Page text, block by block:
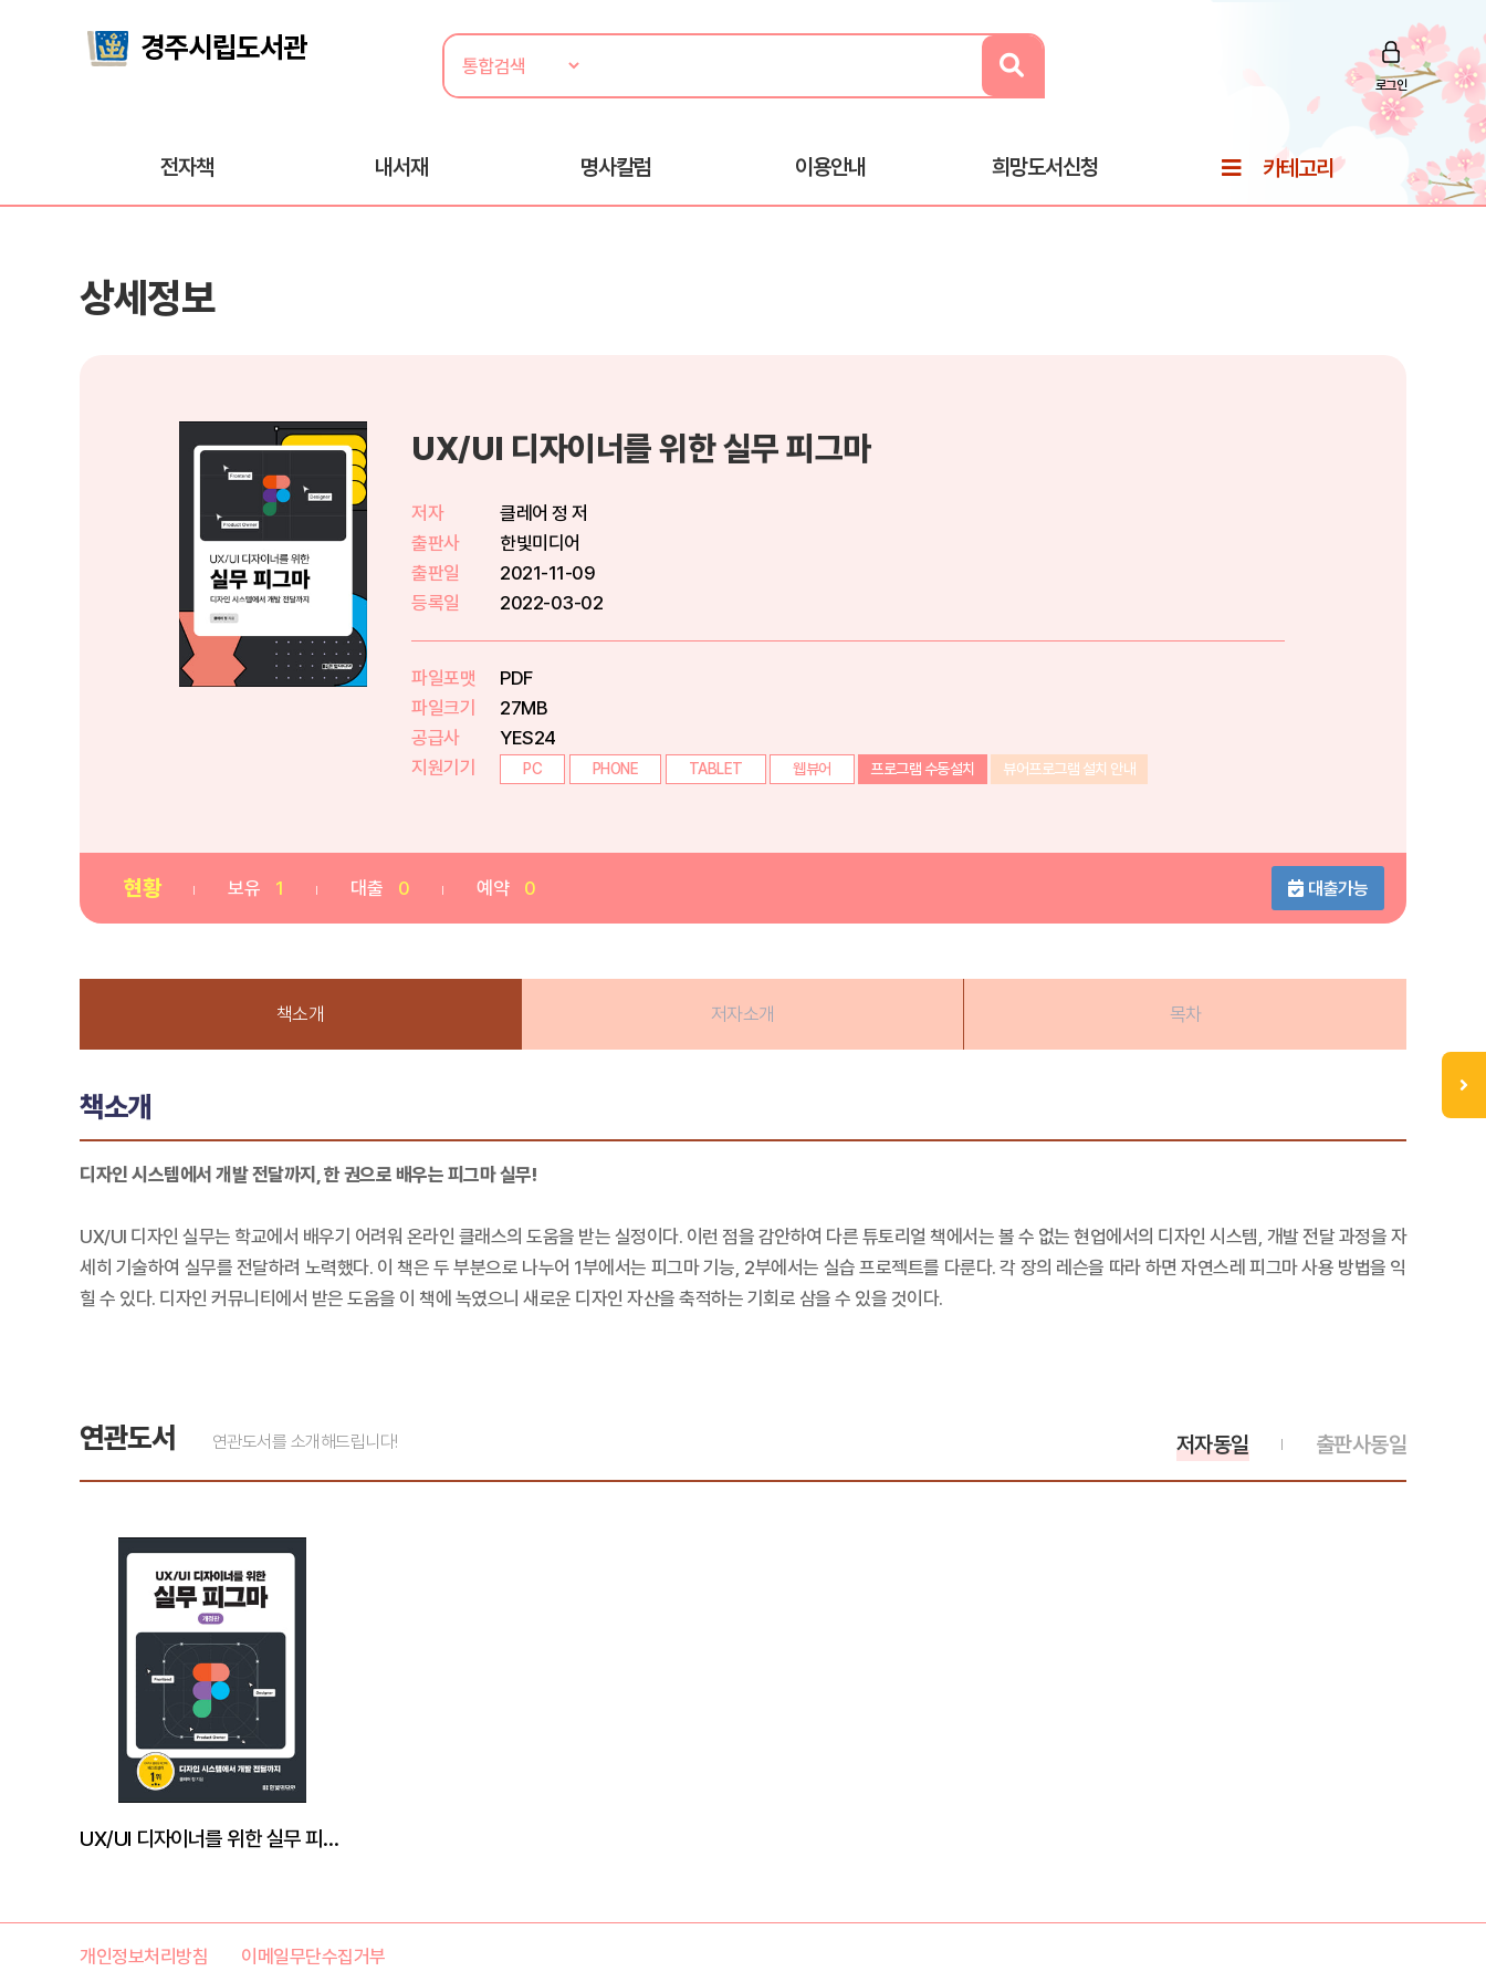
로그인
전자책 내서재 명사칼럼 이용안내 희망도서신청 카테고리
상세정보
UX/UI 디자이너를 위한 실무 피그마
저자
클레어 정 저
출판사
한빛미디어
출판일
2021-11-09
등록일
2022-03-02
파일포맷
PDF
파일크기
27MB
공급사
YES24
지원기기
PC PHONE TABLET 웹뷰어 프로그램 수동설치 뷰어프로그램 설치 안내
현황 보유 1 대출 0 예약 0 대출가능
책소개 저자소개 목차
책소개
디자인 시스템에서 개발 전달까지, 한 권으로 배우는 피그마 실무!
UX/UI 디자인 실무는 학교에서 배우기 어려워 온라인 클래스의 도움을 받는 실정이다. 이런 점을 감안하여 다른 튜토리얼 책에서는 볼 수 없는 현업에서의 디자인 시스템, 개발 전달 과정을 자
세히 기술하여 실무를 전달하려 노력했다. 이 책은 두 부분으로 나누어 1부에서는 피그마 기능, 2부에서는 실습 프로젝트를 다룬다. 각 장의 레슨을 따라 하면 자연스레 피그마 사용 방법을 익
힐 수 있다. 디자인 커뮤니티에서 받은 도움을 이 책에 녹였으니 새로운 디자인 자산을 축적하는 기회로 삼을 수 있을 것이다.
연관도서 연관도서를 소개해드립니다! 출판사동일
저자동일
UX/UI 디자이너를 위한 실무 피그마 (개정판)
개인정보처리방침 이메일무단수집거부